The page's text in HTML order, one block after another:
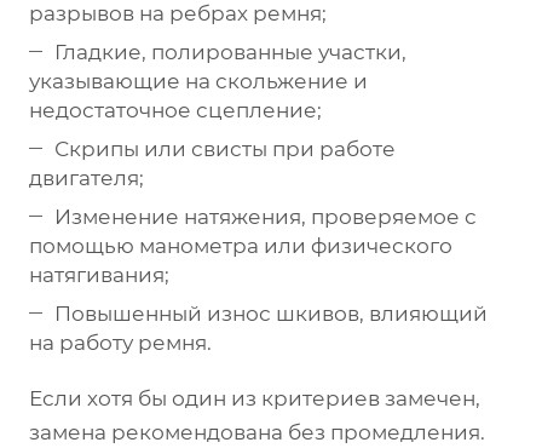
разрывов на ребрах ремня;
Гладкие, полированные участки,
указывающие на скольжение и
недостаточное сцепление;
Скрипы или свисты при работе
двигателя;
Изменение натяжения, проверяемое с
помощью манометра или физического
натягивания;
Повышенный износ шкивов, влияющий
на работу ремня.
Если хотя бы один из критериев замечен,
замена рекомендована без промедления.